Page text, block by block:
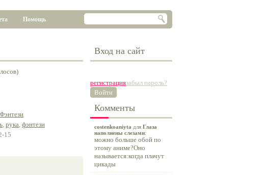
Помощь
Фэнтези
, рука, фэнтези
15
Вход на сайт
регистрациязабыл пароль?
Войти
Комменты
costenkoaniyta для Глаза
наполнены слезами:
можно больше обой по
этому аниме?Оно
называется:когда плачут
цикады